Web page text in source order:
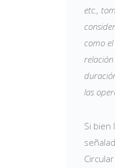
etc.,
como
las
Si bien